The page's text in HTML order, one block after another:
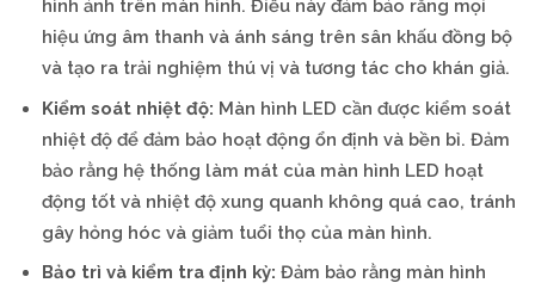
hình ảnh trên màn hình. Điều này đảm bảo rằng mọi
hiệu ứng âm thanh và ánh sáng trên sân khấu đồng bộ
và tạo ra trải nghiệm thú vị và tương tác cho khán giả.
Kiểm soát nhiệt độ: Màn hình LED cần được kiểm soát
nhiệt độ để đảm bảo hoạt động ổn định và bền bỉ. Đảm
bảo rằng hệ thống làm mát của màn hình LED hoạt
động tốt và nhiệt độ xung quanh không quá cao, tránh
gây hỏng hóc và giảm tuổi thọ của màn hình.
Bảo trì và kiểm tra định kỳ: Đảm bảo rằng màn hình